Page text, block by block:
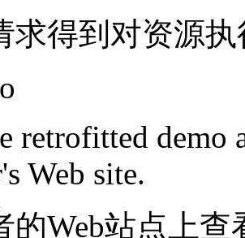
求得到 对资源执
retrofitted demo
Web site.
的Web站点 上查